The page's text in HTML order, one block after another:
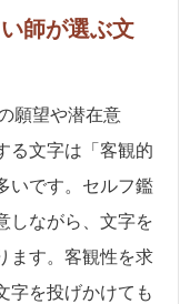
師が選ぶ文
願望や潜在意
る文字は「客観的
いです。セルフ鑑
しながら、文字を
ます。客観性を求
字を投げかけても